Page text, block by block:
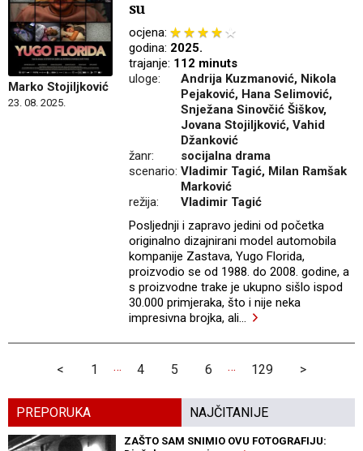
Marko Stojiljković
23. 08. 2025.
su
ocjena:
godina: 2025.
trajanje: 112 minuts
uloge:
Andrija Kuzmanović, Nikola
Pejaković, Hana Selimović,
Snježana Sinovčić Šiškov,
Jovana Stojiljković, Vahid
Džanković
žanr:
socijalna drama
scenario:Vladimir Tagić, Milan Ramšak
Marković
režija:
Vladimir Tagić
Posljednji i zapravo jedini od početka
originalno dizajnirani model automobila
kompanije Zastava, Yugo Florida,
proizvodio se od 1988. do 2008. godine, a
s proizvodne trake je ukupno sišlo ispod
30.000 primjeraka, što i nije neka
impresivna brojka, ali…
< 1 … 4 5 6 … 129 >
PREPORUKA NAJČITANIJE
ZAŠTO SAM SNIMIO OVU FOTOGRAFIJU: